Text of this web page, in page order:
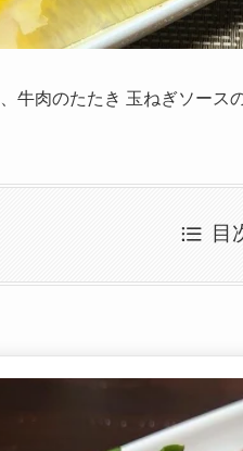
牛肉のたたき 玉ねぎソース
目